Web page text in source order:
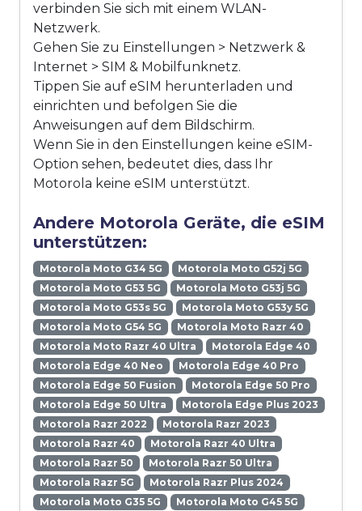
verbinden Sie sich mit einem WLAN-
Netzwerk.
Gehen Sie zu Einstellungen > Netzwerk &
Internet > SIM & Mobilfunknetz.
Tippen Sie auf eSIM herunterladen und
einrichten und befolgen Sie die
Anweisungen auf dem Bildschirm.
Wenn Sie in den Einstellungen keine eSIM-
Option sehen, bedeutet dies, dass Ihr
Motorola keine eSIM unterstützt.
Andere Motorola Geräte, die eSIM
unterstützen:
Motorola Moto G34 5G
Motorola Moto G52j 5G
Motorola Moto G53 5G
Motorola Moto G53j 5G
Motorola Moto G53s 5G
Motorola Moto G53y 5G
Motorola Moto G54 5G
Motorola Moto Razr 40
Motorola Moto Razr 40 Ultra
Motorola Edge 40
Motorola Edge 40 Neo
Motorola Edge 40 Pro
Motorola Edge 50 Fusion
Motorola Edge 50 Pro
Motorola Edge 50 Ultra
Motorola Edge Plus 2023
Motorola Razr 2022
Motorola Razr 2023
Motorola Razr 40
Motorola Razr 40 Ultra
Motorola Razr 50
Motorola Razr 50 Ultra
Motorola Razr 5G
Motorola Razr Plus 2024
Motorola Moto G35 5G
Motorola Moto G45 5G